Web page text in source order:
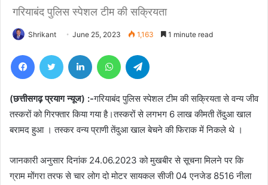
गरियाबंद पुलिस स्पेशल टीम की सक्रियता
Shrikant June 25, 2023 1,163 1 minute read
(छत्तीसगढ़ प्रयाग न्यूज) :-गरियाबंद पुलिस स्पेशल टीम की सक्रियता से वन्य जीव
तस्करों को गिरफ्तार किया गया है।तस्करों से लगभग 6 लाख कीमती तेंदुआ खाल
बरामद हुआ । तस्कर वन्य प्राणी तेंदुआ खाल बेचने की फिराक में निकले थे ।
जानकारी अनुसार दिनांक 24.06.2023 को मुखबीर से सूचना मिलने पर कि
ग्राम मोंगरा तरफ से चार लोग दो मोटर सायकल सीजी 04 एनजेड 8516 नीला